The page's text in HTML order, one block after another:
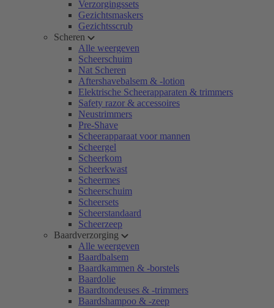
Verzorgingssets
Gezichtsmaskers
Gezichtsscrub
Scheren
Alle weergeven
Scheerschuim
Nat Scheren
Aftershavebalsem & -lotion
Elektrische Scheerapparaten & trimmers
Safety razor & accessoires
Neustrimmers
Pre-Shave
Scheerapparaat voor mannen
Scheergel
Scheerkom
Scheerkwast
Scheermes
Scheerschuim
Scheersets
Scheerstandaard
Scheerzeep
Baardverzorging
Alle weergeven
Baardbalsem
Baardkammen & -borstels
Baardolie
Baardtondeuses & -trimmers
Baardshampoo & -zeep